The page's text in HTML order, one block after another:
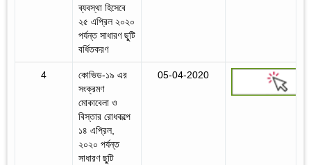
ব্যবস্থা হিসেবে
২৫ এপ্রিল ২০২০
পর্যন্ত সাধারণ ছু্টি
বর্ধিতকরণ
4
কোভিড-১৯ এর
সংক্রমণ
মোকাবেলা ও
বিস্তার রোধকল্পে
১৪ এপ্রিল,
২০২০ পর্যন্ত
সাধারণ ছু্টি
05-04-2020